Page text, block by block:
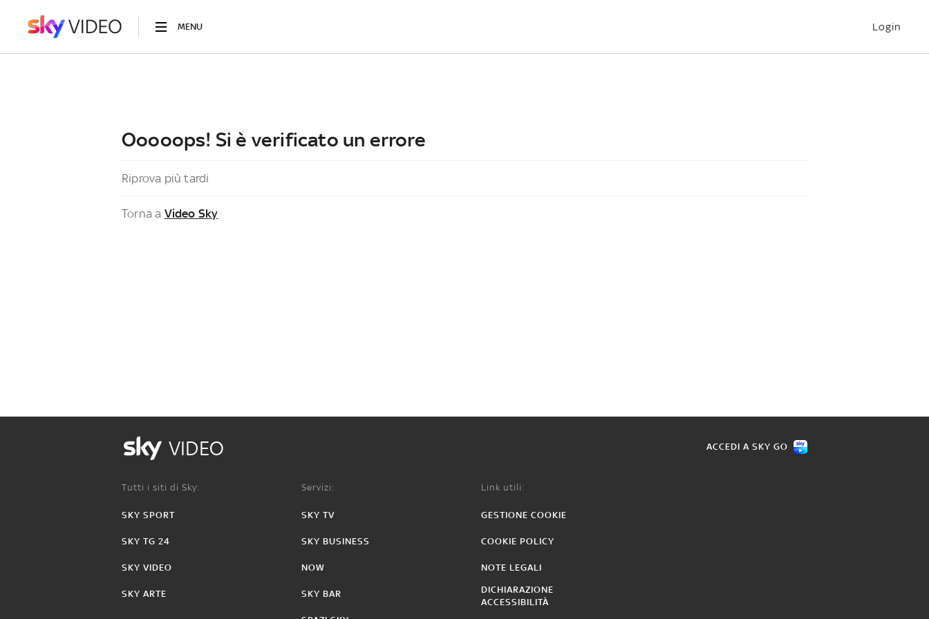
MENU Login
Ooooops! Si è verificato un errore
Riprova più tardi
Torna a Video Sky
VIDEO ACCEDI A SKY GO
Tutti i siti di Sky:
SKY SPORT
SKY TG 24
SKY VIDEO
SKY ARTE
Servizi:
SKY TV
SKY BUSINESS
NOW
SKY BAR
Link utili:
GESTIONE COOKIE
COOKIE POLICY
NOTE LEGALI
DICHIARAZIONE
ACCESSIBILITÀ